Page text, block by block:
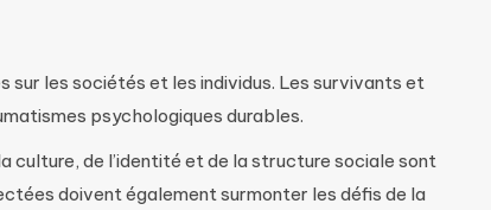
les sociétés et les individus. Les survivants et
psychologiques durables.
culture, de l’identité et de la structure sociale sont
doivent également surmonter les défis de la